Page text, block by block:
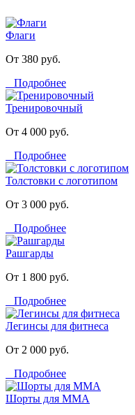
Флаги
От 380 руб.
Подробнее
Тренировочный
От 4 000 руб.
Подробнее
Толстовки с логотипом
От 3 000 руб.
Подробнее
Рашгарды
От 1 800 руб.
Подробнее
Легинсы для фитнеса
От 2 000 руб.
Подробнее
Шорты для MMA